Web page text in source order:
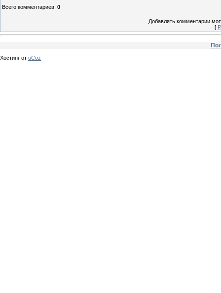
Всего комментариев: 0
Добавлять комментарии
[
Хостинг от uCoz